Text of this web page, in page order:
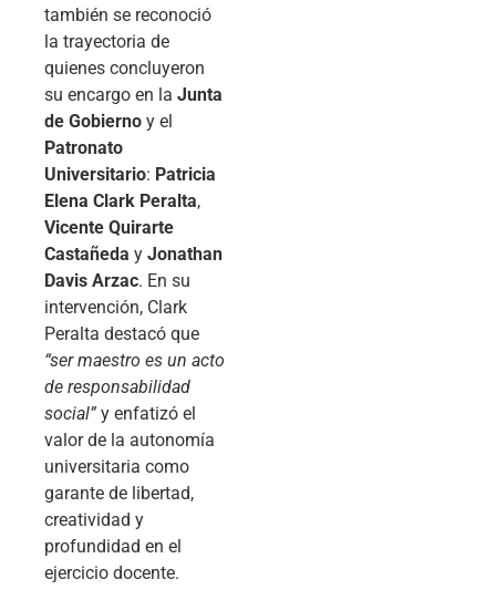
también se reconoció
la trayectoria de
quienes concluyeron
su encargo en la Junta
de Gobierno y el
Patronato
Universitario: Patricia
Elena Clark Peralta,
Vicente Quirarte
Castañeda y Jonathan
Davis Arzac. En su
intervención, Clark
Peralta destacó que
“ser maestro es un acto
de responsabilidad
social” y enfatizó el
valor de la autonomía
universitaria como
garante de libertad,
creatividad y
profundidad en el
ejercicio docente.